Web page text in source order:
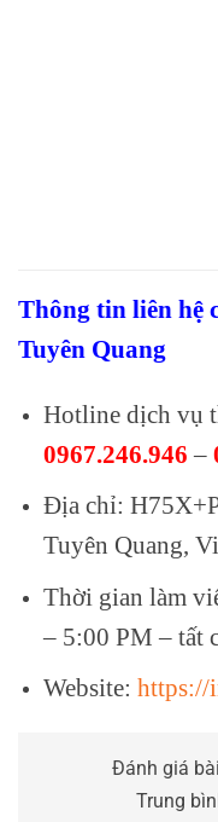
Thông tin liên hệ
Tuyên Quang
Hotline dịch vụ
0967.246.946 –
Địa chỉ:
Tuyên Quang,
Thời gian làm
– 5:00 PM – tất
Website: https://
Đánh giá
Trung